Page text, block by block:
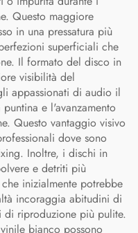
Questo maggiore
in una pressatura più
superficiali che
Il formato del disco in
visibilità del
appassionati di audio il
e l'avanzamento
Questo vantaggio visivo
dove sono
Inoltre, i dischi in
e detriti più
inizialmente potrebbe
incoraggia abitudini di
di riproduzione più pulite.
bianco possono